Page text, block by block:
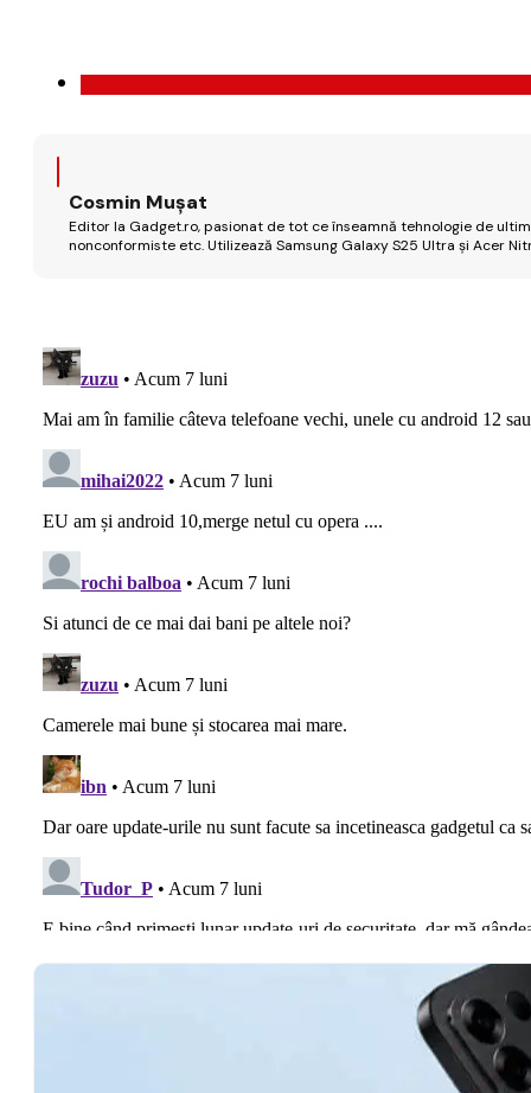
Cosmin Mușat
Editor la Gadget.ro, pasionat de tot ce înseamnă tehnologie de
nonconformiste etc. Utilizează Samsung Galaxy S25 Ultra și Acer